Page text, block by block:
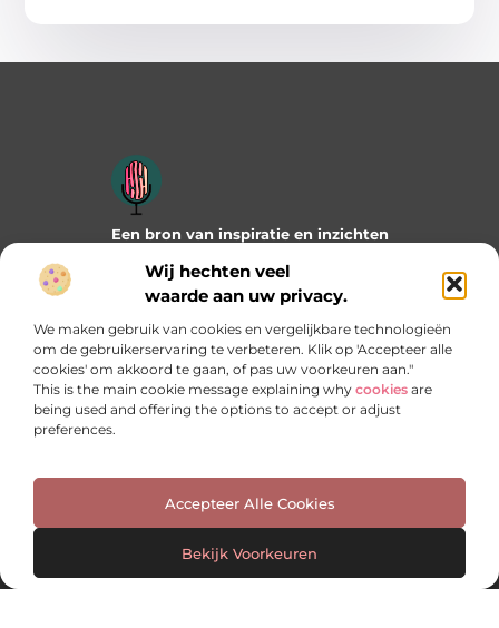
Wij hechten veel
waarde aan uw privacy.
We maken gebruik van cookies en vergelijkbare technologieën
om de gebruikerservaring te verbeteren. Klik op 'Accepteer alle
cookies' om akkoord te gaan, of pas uw voorkeuren aan."
This is the main cookie message explaining why cookies are
being used and offering the options to accept or adjust
preferences.
Accepteer Alle Cookies
Bekijk Voorkeuren
Een bron van inspiratie en inzichten
praktische tips en verrassende invalshoeken die je verder
helpen. Laat je inspireren door wat mogelijk is!
Bericht categorie
Onze informatie
Cookiebeleid (EU)